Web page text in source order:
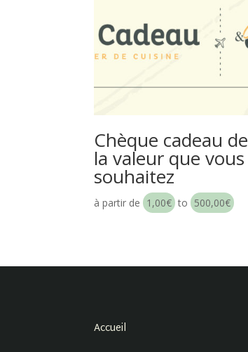
Chèque cadeau de
la valeur que vous
souhaitez
à partir de 1,00€ to 500,00€
Accueil